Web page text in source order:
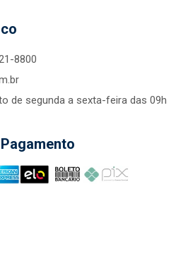
8800
de segunda a sexta-feira das 09h